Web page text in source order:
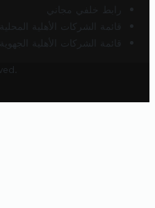
رابط خلفي مجاني
قائمة الشركات الأهلية المحلية
قائمة الشركات الأهلية الجهوية